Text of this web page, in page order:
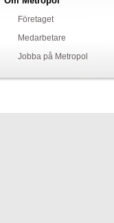
Företaget
Medarbetare
Jobba på Metropol